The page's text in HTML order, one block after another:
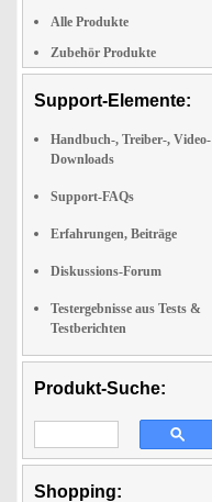
Alle Produkte
Zubehör Produkte
Support-Elemente:
Handbuch-, Treiber-, Video-
Downloads
Support-FAQs
Erfahrungen, Beiträge
Diskussions-Forum
Testergebnisse aus Tests &
Testberichten
Produkt-Suche:
Shopping: